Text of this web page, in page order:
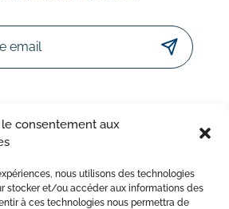
le consentement aux
nous utilisons des technologies
stocker et/ou accéder aux informations des
à ces technologies nous permettra de
– Tous droits réservés | Réalisation :
légales|Politique de confidentialité
Générales de Vente